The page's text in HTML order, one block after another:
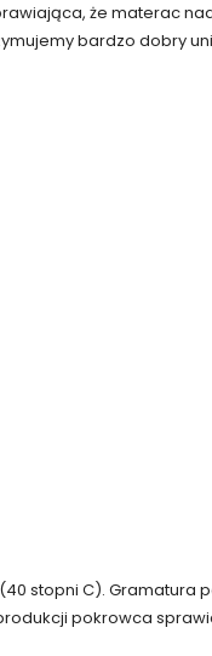
że materac
bardzo dobry
stopni C). Gramatura
pokrowca